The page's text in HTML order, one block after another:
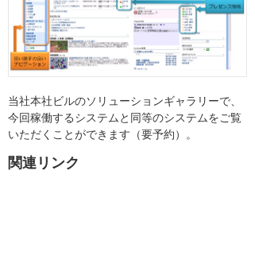
当社本社ビルのソリューションギャラリーで、
今回稼働するシステムと同等のシステムをご覧
いただくことができます（要予約）。
関連リンク